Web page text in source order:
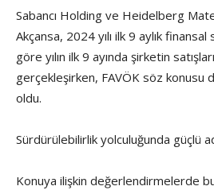
Sabancı Holding ve Heidelberg
Akçansa, 2024 yılı ilk 9 aylık finansal
göre yılın ilk 9 ayında şirketin
gerçekleşirken, FAVÖK söz konusu
oldu.
Sürdürülebilirlik yolculuğunda güçlü
Konuya ilişkin değerlendirmelerde